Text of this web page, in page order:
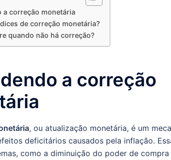
a correção monetária
de correção monetária?
quando não há correção?
a correção
, ou atualização monetária, é um
deficitários causados pela inflação.
como a diminuição do poder de compra